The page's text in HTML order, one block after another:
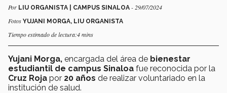
Por LIU ORGANISTA | CAMPUS SINALOA - 29/07/2024
Fotos YUJANI MORGA, LIU ORGANISTA
Tiempo estimado de lectura:4 mins
Yujani Morga, encargada del área de bienestar
estudiantil de campus Sinaloa fue reconocida por la
Cruz Roja por 20 años de realizar voluntariado en la
institución de salud.